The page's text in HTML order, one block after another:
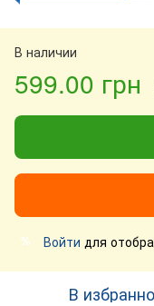
В наличии
599.00 грн
% Войти для
В